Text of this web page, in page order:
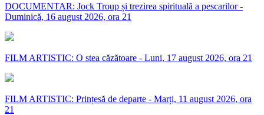
DOCUMENTAR: Jock Troup și trezirea spirituală a pescarilor -
Duminică, 16 august 2026, ora 21
FILM ARTISTIC: O stea căzătoare - Luni, 17 august 2026, ora 21
FILM ARTISTIC: Prințesă de departe - Marți, 11 august 2026, ora
21